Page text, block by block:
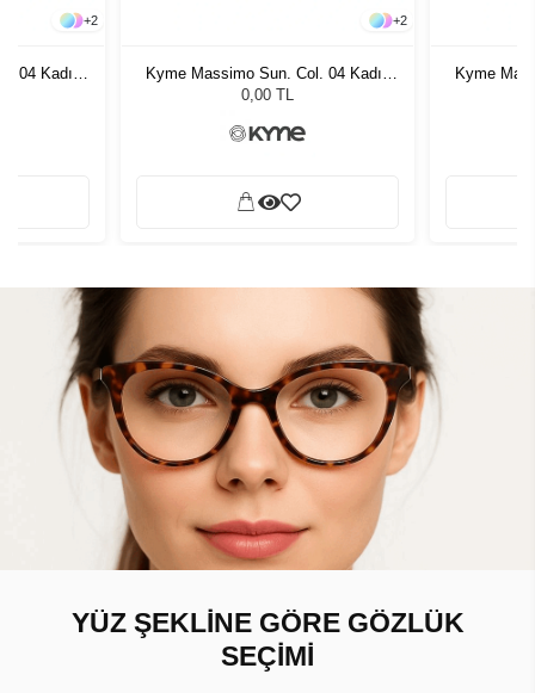
+2
04 Kadın
+2
Kyme Massimo Sun. Col. 04 Kadın
Güneş Gözlüğü
0,00 TL
Kyme
YÜZ ŞEKLİNE GÖRE GÖZLÜK
SEÇİMİ